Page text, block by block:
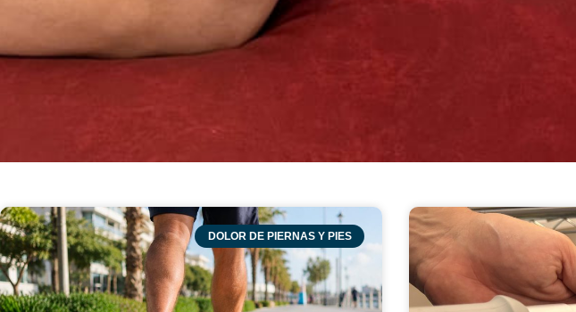
DOLOR DE PIERNAS Y PIES